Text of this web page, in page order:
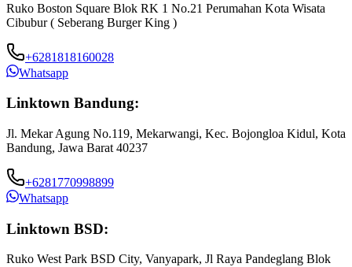
Ruko Boston Square Blok RK 1 No.21 Perumahan Kota Wisata
Cibubur ( Seberang Burger King )
+6281818160028
Whatsapp
Linktown Bandung:
Jl. Mekar Agung No.119, Mekarwangi, Kec. Bojongloa Kidul, Kota
Bandung, Jawa Barat 40237
+6281770998899
Whatsapp
Linktown BSD:
Ruko West Park BSD City, Vanyapark, Jl Raya Pandeglang Blok